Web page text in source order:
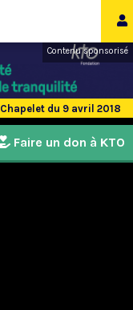
Contenu sponsorisé
Chapelet du 9 avril 2018
Faire un don à KTO